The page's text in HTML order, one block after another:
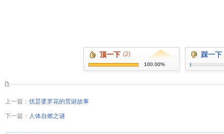
顶一下 (2)
100.00%
踩一下
上一篇： 优昙婆罗花的荒诞故事
下一篇： 人体自燃之谜